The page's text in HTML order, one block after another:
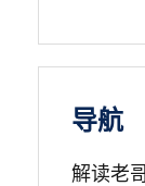
导航
解读老